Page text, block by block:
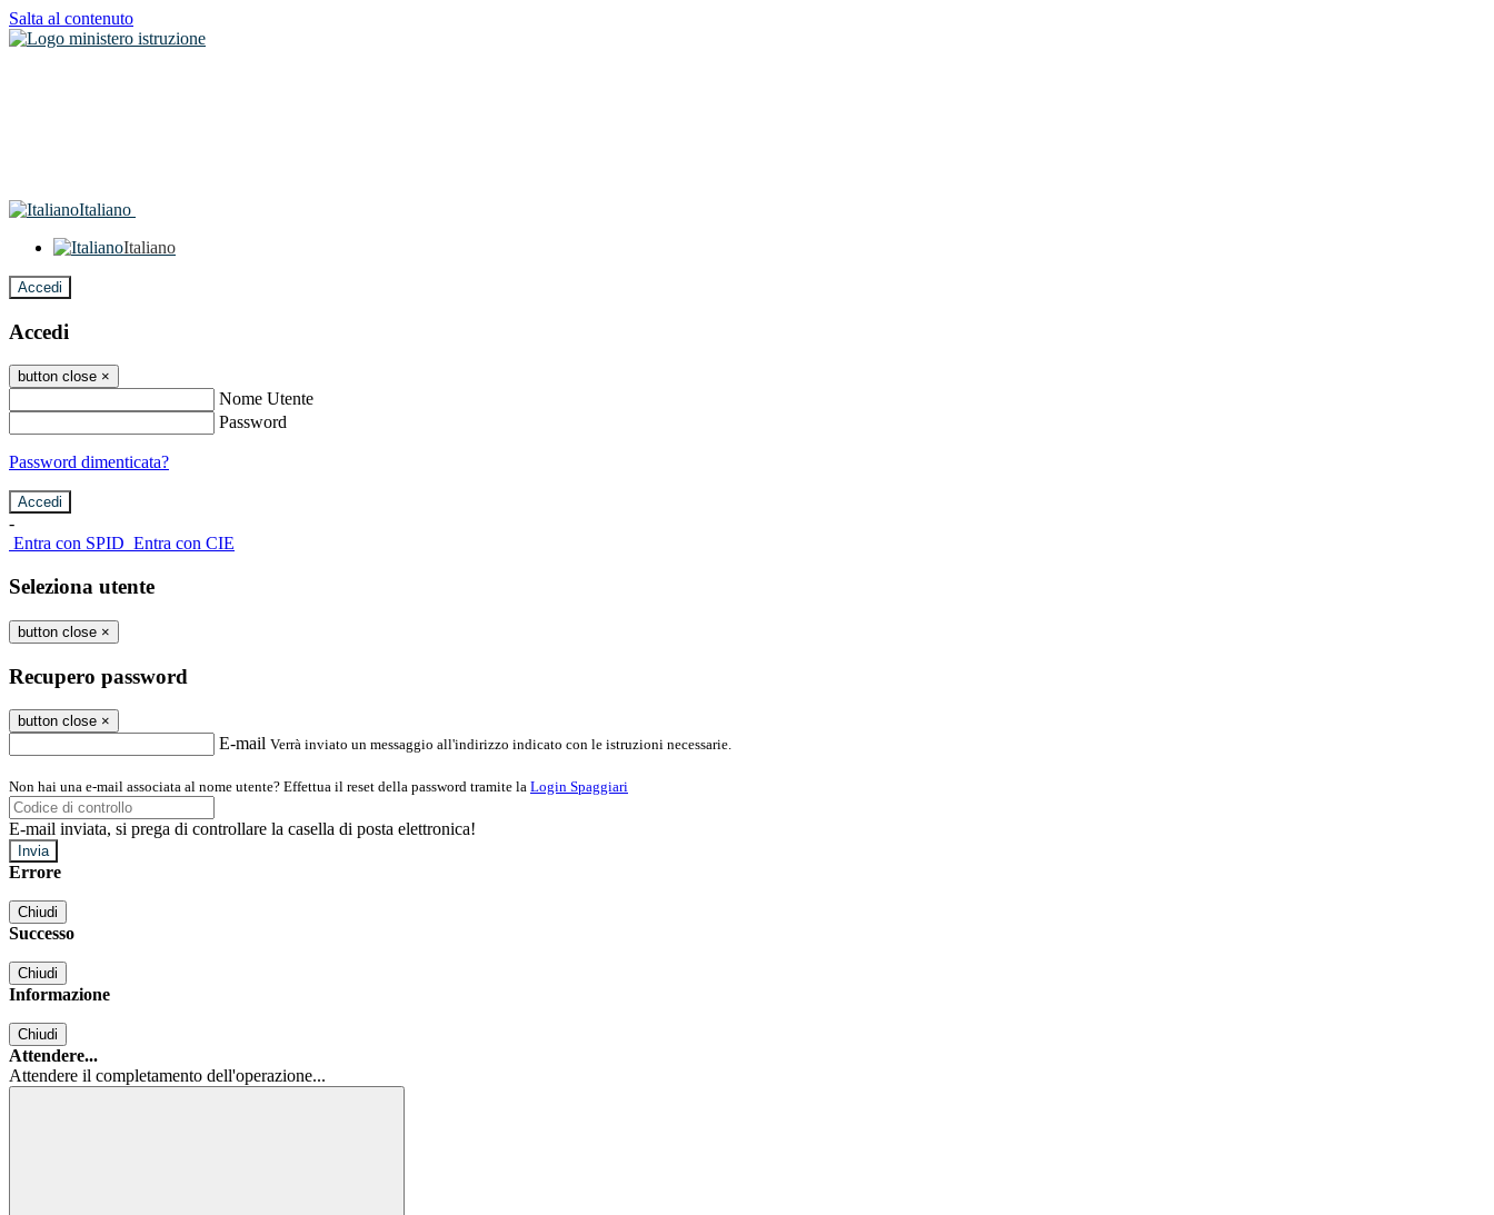
Salta al contenuto
Italiano
Italiano
Accedi
Accedi
button close ×
Nome Utente
Password
Password dimenticata?
-
Entra con SPID Entra con CIE
Seleziona utente
button close ×
Recupero password
button close ×
E-mail Verrà inviato un messaggio all'indirizzo indicato con le istruzioni necessarie.
Non hai una e-mail associata al nome utente? Effettua il reset della password tramite la Login Spaggiari
E-mail inviata, si prega di controllare la casella di posta elettronica!
Errore
Chiudi
Successo
Chiudi
Informazione
Chiudi
Attendere...
Attendere il completamento dell'operazione...